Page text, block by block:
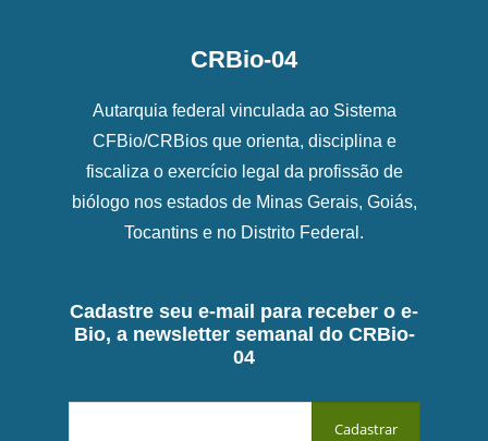
CRBio-04
Autarquia federal vinculada ao Sistema
CFBio/CRBios que orienta, disciplina e
fiscaliza o exercício legal da profissão de
biólogo nos estados de Minas Gerais, Goiás,
Tocantins e no Distrito Federal.
Cadastre seu e-mail para receber o e-
Bio, a newsletter semanal do CRBio-
04